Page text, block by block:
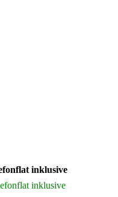
inklusive
inklusive